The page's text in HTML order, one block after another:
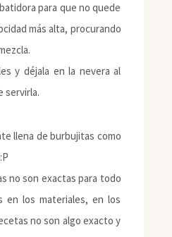
para que no quede
más alta, procurando
y déjala en la nevera al
servirla.
llena de burbujitas como
no son exactas para todo
en los materiales, en los
no son algo exacto y